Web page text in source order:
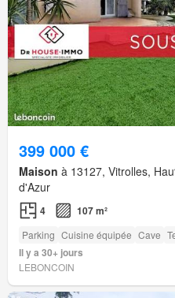
399 000 €
Maison à 13127, Vitrolles,
d'Azur
4 107 m²
Parking Cuisine équipée Cave
Il y a 30+ jours
LEBONCOIN